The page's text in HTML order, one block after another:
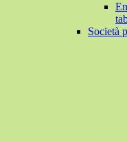
Società